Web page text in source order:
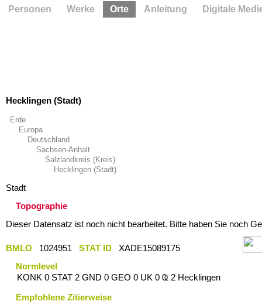
Hecklingen (Stadt)
Erde
Europa
Deutschland
Sachsen-Anhalt
Salzlandkreis (Kreis)
Hecklingen (Stadt)
Stadt
Topographie
Dieser Datensatz ist noch nicht bearbeitet. Bitte haben Sie noch
BMLO 1024951 STAT ID
XADE15089175
Normlevel
KONK 0 STAT 2 GND 0 GEO 0 UK 0 Ҩ 2 Hecklingen
Empfohlene Zitierweise
Personen Werke Orte Anleitung Digitale